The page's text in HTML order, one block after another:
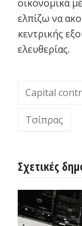
οικονομικά
ελπίζω να
κεντρικής
ελευθερίας.
Capital
Τσίπρας
Σχετικές